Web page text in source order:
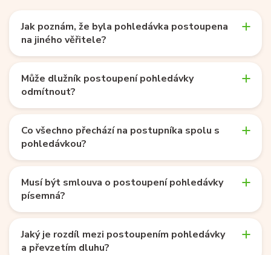
Jak poznám, že byla pohledávka postoupena
na jiného věřitele?
Může dlužník postoupení pohledávky
odmítnout?
Co všechno přechází na postupníka spolu s
pohledávkou?
Musí být smlouva o postoupení pohledávky
písemná?
Jaký je rozdíl mezi postoupením pohledávky
a převzetím dluhu?